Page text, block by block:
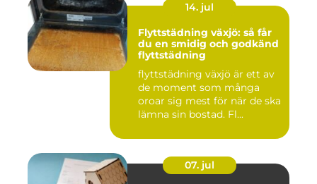
14. jul
Flyttstädning växjö: så får
du en smidig och godkänd
flyttstädning
flyttstädning växjö är ett av
de moment som många
oroar sig mest för när de ska
lämna sin bostad. Fl...
07. jul